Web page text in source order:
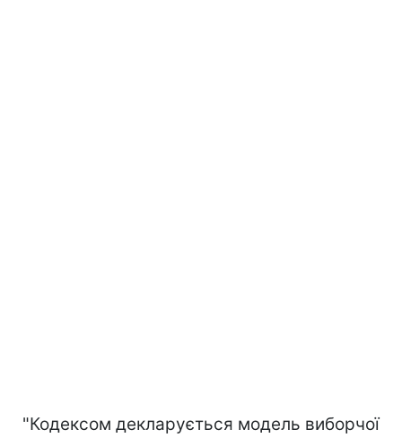
"Кодексом декларується модель виборчої